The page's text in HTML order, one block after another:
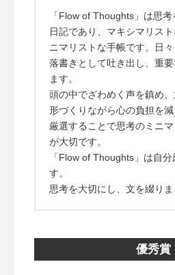
「Flow of Thoughts」は思
日記であり、マキシマリス
ニマリストな手帳です。日
落書きとして吐き出し、重
ます。
頭の中でざわめく声を鎮め
形づくりながら心の負担を
厳選することで思考のミニ
が大切です。
「Flow of Thoughts」は自
す。
思考を大切にし、文を綴りま
優秀賞